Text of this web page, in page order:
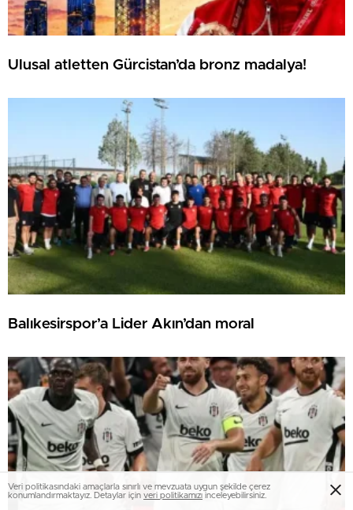
Ulusal atletten Gürcistan’da bronz madalya!
Balıkesirspor’a Lider Akın’dan moral
Veri politikasındaki amaçlarla sınırlı ve mevzuata uygun şekilde çerez
konumlandırmaktayız. Detaylar için veri politikamızı inceleyebilirsiniz.